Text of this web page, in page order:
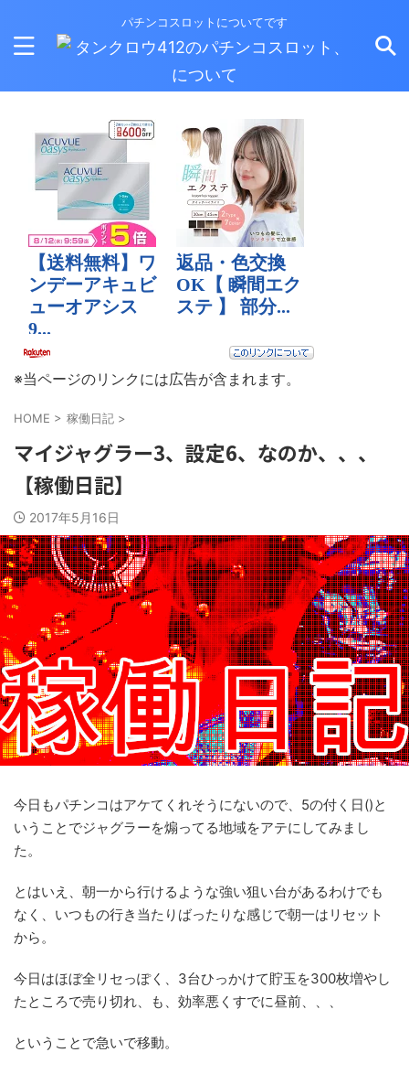
パチンコスロットについてです
※当ページのリンクには広告が含まれます。
HOME > 稼働日記 >
マイジャグラー3、設定6、なのか、、、
【稼働日記】
2017年5月16日
今日もパチンコはアケてくれそうにないので、5の付く日()と
いうことでジャグラーを煽ってる地域をアテにしてみまし
た。
とはいえ、朝一から行けるような強い狙い台があるわけでも
なく、いつもの行き当たりばったりな感じで朝一はリセット
から。
今日はほぼ全リセっぽく、3台ひっかけて貯玉を300枚増やし
たところで売り切れ、も、効率悪くすでに昼前、、、
ということで急いで移動。